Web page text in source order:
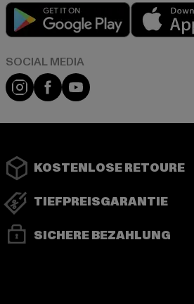
Play market
Instagram
FacebookYouTube
KOSTENLOSE RETOURE
TIEFPREISGARANTIE
SICHERE BEZAHLUNG